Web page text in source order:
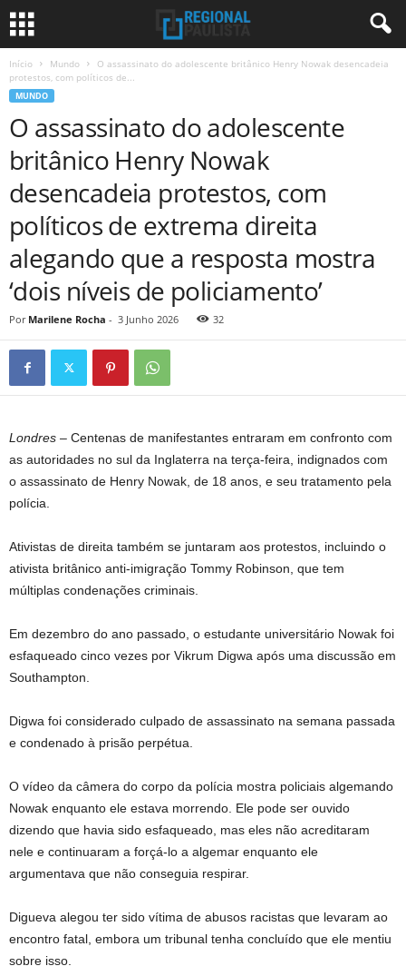
Início Mundo
O assassinato do adolescente britânico Henry Nowak desencadeia
protestos, com políticos de...
MUNDO
O assassinato do adolescente
britânico Henry Nowak
desencadeia protestos, com
políticos de extrema direita
alegando que a resposta mostra
‘dois níveis de policiamento’
Por Marilene Rocha - 3 Junho 2026 32
Londres – Centenas de manifestantes entraram em confronto com
as autoridades no sul da Inglaterra na terça-feira, indignados com
o assassinato de Henry Nowak, de 18 anos, e seu tratamento pela
polícia.
Ativistas de direita também se juntaram aos protestos, incluindo o
ativista britânico anti-imigração Tommy Robinson, que tem
múltiplas condenações criminais.
Em dezembro do ano passado, o estudante universitário Nowak foi
esfaqueado cinco vezes por Vikrum Digwa após uma discussão em
Southampton.
Digwa foi considerado culpado de assassinato na semana passada
e condenado à prisão perpétua.
O vídeo da câmera do corpo da polícia mostra policiais algemando
Nowak enquanto ele estava morrendo. Ele pode ser ouvido
dizendo que havia sido esfaqueado, mas eles não acreditaram
nele e continuaram a forçá-lo a algemar enquanto ele
argumentava que não conseguia respirar.
Digueva alegou ter sido vítima de abusos racistas que levaram ao
encontro fatal, embora um tribunal tenha concluído que ele mentiu
sobre isso.